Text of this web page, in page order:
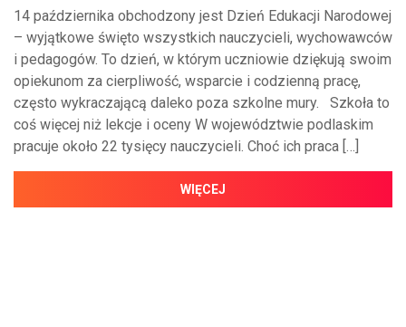
14 października obchodzony jest Dzień Edukacji Narodowej
– wyjątkowe święto wszystkich nauczycieli, wychowawców
i pedagogów. To dzień, w którym uczniowie dziękują swoim
opiekunom za cierpliwość, wsparcie i codzienną pracę,
często wykraczającą daleko poza szkolne mury. Szkoła to
coś więcej niż lekcje i oceny W województwie podlaskim
pracuje około 22 tysięcy nauczycieli. Choć ich praca […]
WIĘCEJ